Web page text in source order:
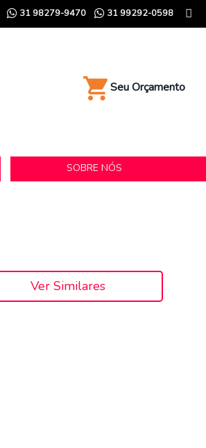
31 98279-9470 31 99292-0598
Seu Orçamento
SOBRE NÓS
Ver Similares